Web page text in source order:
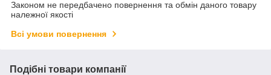
Законом не передбачено повернення та обмін даного товару
належної якості
Всі умови повернення
Подібні товари компанії